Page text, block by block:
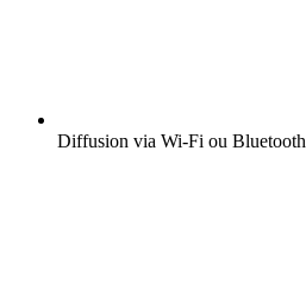
Diffusion via Wi-Fi ou Bluetooth